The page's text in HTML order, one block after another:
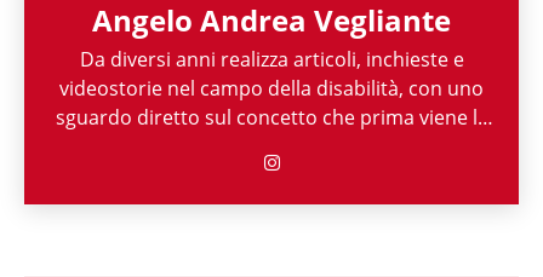
Angelo Andrea Vegliante
Da diversi anni realizza articoli, inchieste e
videostorie nel campo della disabilità, con uno
sguardo diretto sul concetto che prima viene la
esperienza nel mondo associazionistico italiano
e internazionale, Angelo Andrea Vegliante ha